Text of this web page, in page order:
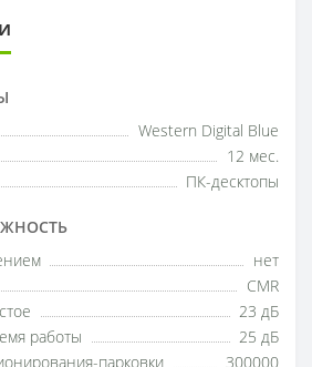
Western Digital Blue
12 мес.
ПК-десктопы
нет
CMR
23 дБ
работы
25 дБ
парковки
300000